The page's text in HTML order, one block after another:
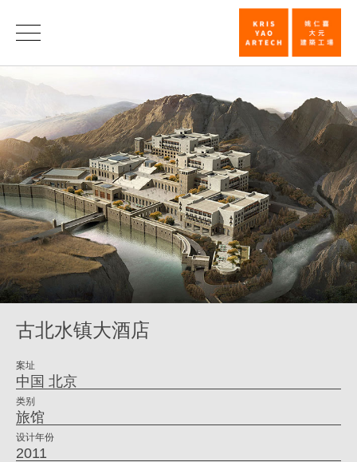
古
北
水
镇
大
酒
店
_
旅
馆
_
仁
古北水镇大酒店
案址
中国 北京
类别
旅馆
设计年份
2011